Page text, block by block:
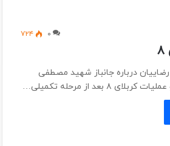
۰ ۷۲۴
درباره جانباز شهید مصطفی
۸ بعد از مرحله تکمیلی…